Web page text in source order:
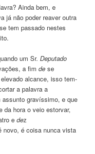
Ainda bem, e
já não poder reaver outra
tem passado nestes
um Sr.Deputado
a fimde se
elevado alcance, isso tem-
a palavra a
assunto gravíssimo, e que
da hora o veio estorvar,
edez
novo, é coisa nunca vista